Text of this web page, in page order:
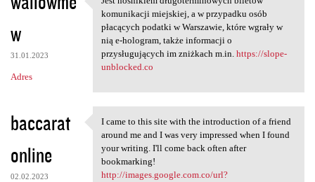
w
31.01.2023
Adres
Jest nośnikiem
komunikacji miejskiej, a w przypadku osób
płacących podatki w Warszawie, które wgrały w
nią e-hologram, także informacji o
przysługujących im zniżkach m.in. https://slope-
unblocked.co
baccarat
online
02.02.2023
I came to this site with the
I came to this site with the introduction of a friend
around me and I was very impressed when I found
your writing. I'll come back often after
bookmarking!
http://images.google.com.co/url?